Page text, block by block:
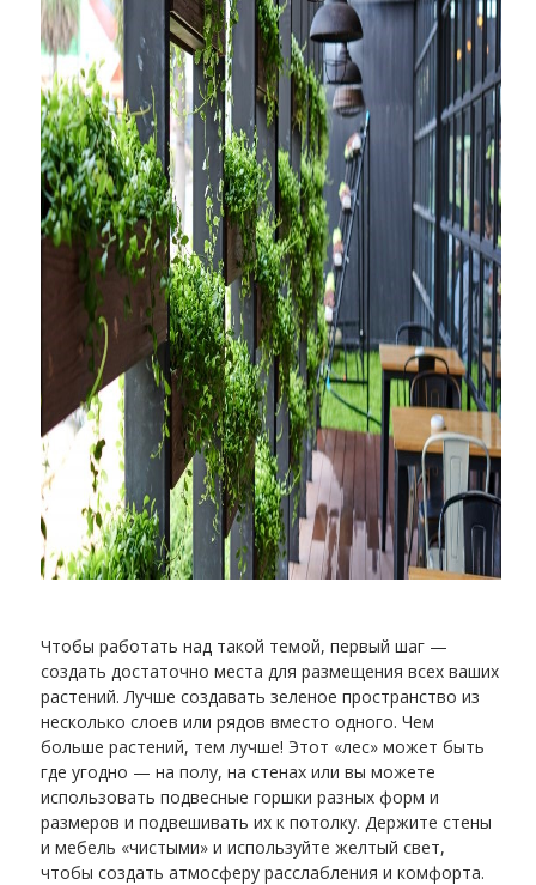
Чтобы работать над такой темой, первый шаг —
создать достаточно места для размещения всех ваших
растений. Лучше создавать зеленое пространство из
несколько слоев или рядов вместо одного. Чем
больше растений, тем лучше! Этот «лес» может быть
где угодно — на полу, на стенах или вы можете
использовать подвесные горшки разных форм и
размеров и подвешивать их к потолку. Держите стены
и мебель «чистыми» и используйте желтый свет,
чтобы создать атмосферу расслабления и комфорта.